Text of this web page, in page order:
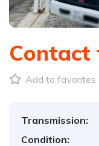
Contact
Add to favorites
Transmission:
Condition: